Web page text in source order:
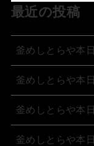
最近の投稿
釜めしとらや本
釜めしとらや本
釜めしとらや本
釜めしとらや本